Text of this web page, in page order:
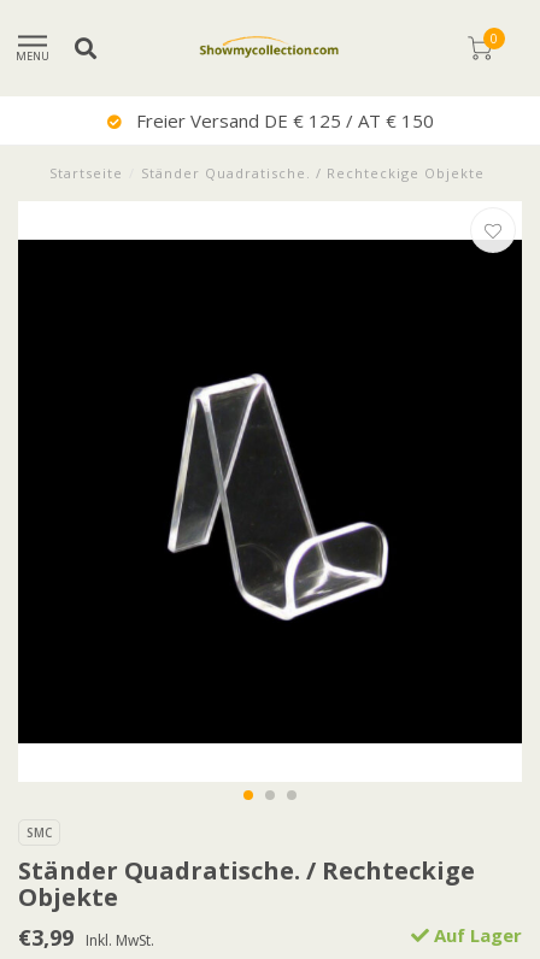
MENU
0
Sehr Guter Service
Startseite Ständer Quadratische. / Rechteckige Objekte
SMC
Ständer Quadratische. / Rechteckige
Objekte
€3,99 Inkl. MwSt. Auf Lager